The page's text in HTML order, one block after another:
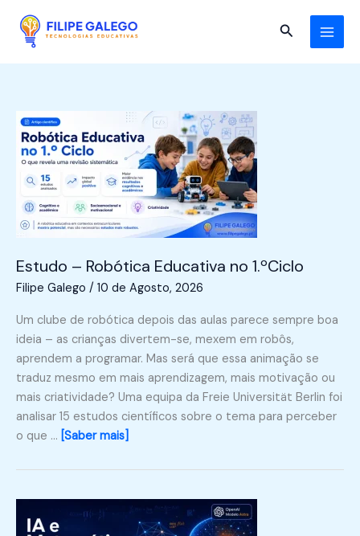
content
Search
Estudo – Robótica Educativa no 1.ºCiclo
Filipe Galego / 10 de Agosto, 2026
Um clube de robótica depois das aulas parece sempre boa
ideia – as crianças divertem-se, mexem em robôs,
aprendem a programar. Mas será que essa animação se
traduz mesmo em mais aprendizagem, mais motivação ou
mais criatividade? Uma equipa da Freie Universität Berlin foi
analisar 15 estudos científicos sobre o tema para perceber
o que … [Saber mais]